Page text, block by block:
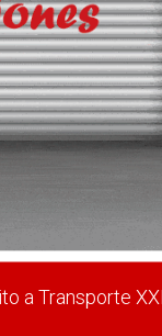
saber lo que es un
periódico del
un nombre)*
a Transporte